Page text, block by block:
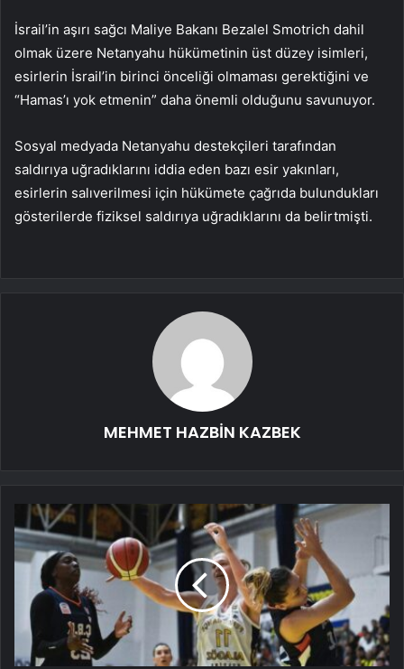
İsrail’in aşırı sağcı Maliye Bakanı Bezalel Smotrich dahil
olmak üzere Netanyahu hükümetinin üst düzey isimleri,
esirlerin İsrail’in birinci önceliği olmaması gerektiğini ve
“Hamas’ı yok etmenin” daha önemli olduğunu savunuyor.
Sosyal medyada Netanyahu destekçileri tarafından
saldırıya uğradıklarını iddia eden bazı esir yakınları,
esirlerin salıverilmesi için hükümete çağrıda bulundukları
gösterilerde fiziksel saldırıya uğradıklarını da belirtmişti.
MEHMET HAZBİN KAZBEK